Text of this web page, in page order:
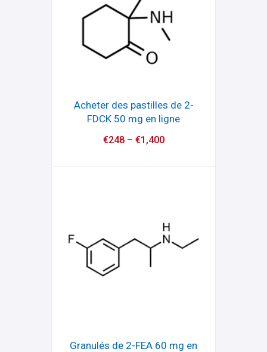
Acheter des pastilles de 2-
FDCK 50 mg en ligne
€248– €1,400
Granulés de 2-FEA 60 mg en